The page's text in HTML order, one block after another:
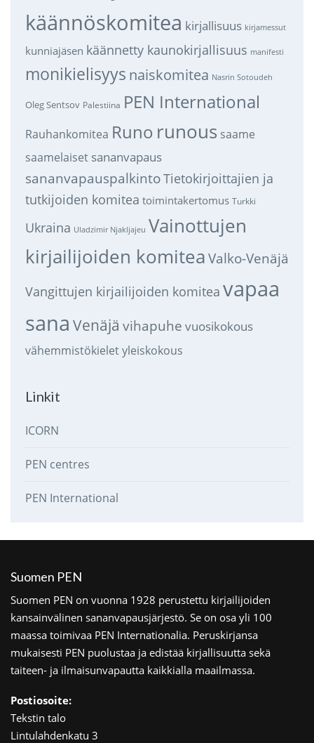
käännöskomitea kirjallisuus kirjamessut
kunniajäsen käännetty kaunokirjallisuus manifesti
monikielisyys naiskomitea Nasrin Sotoudeh
Oleg Sentsov Palestiina PEN International
Rauhankomitea Runo runous saame
saamelaiset sananvapaus
sananvapauspalkintoTietokirjoittajien ja
tutkijoiden komitea toimintakertomus Turkki
Ukraina Uladzimir Njakljajeu Vainottujen
kirjailijoiden komitea Valko-Venäjä
Vangittujen kirjailijoiden komitea vapaa
sana Venäjä vihapuhe vuosikokous
vähemmistökieletyleiskokous
Linkit
ICORN
PEN centres
PEN International
Suomen PEN
Suomen PEN on vuonna 1928 perustettu kirjailijoiden
kansainvälinen sananvapausjärjestö. Se on osa yli 100
maassa toimivaa PEN Internationalia. Peruskirjansa
mukaisesti PEN puolustaa ja edistää kirjallisuutta sekä
taiteen- ja ilmaisunvapautta kaikkialla maailmassa.
Postiosoite:
Tekstin talo
Lintulahdenkatu 3